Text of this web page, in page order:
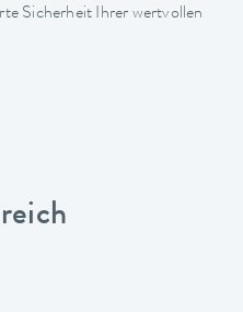
Sicherheit Ihrer wertvollen